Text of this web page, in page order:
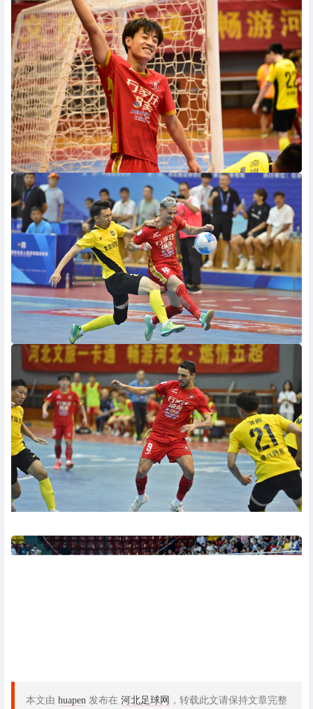
本文由 huapen 发布在 河北足球网 ，转载此文请保持文章完整